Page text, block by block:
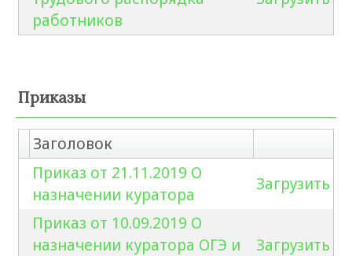
работников
Приказы
Заголовок
Приказ от 21.11.2019 О
назначении куратора
Загрузить
Приказ от 10.09.2019 О
назначении куратора ОГЭ и
Загрузить